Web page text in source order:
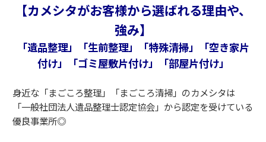
【カメシタがお客様から選ばれる理由や、
強み】
「遺品整理」「生前整理」「特殊清掃」「空き家片
付け」「ゴミ屋敷片付け」「部屋片付け」
身近な「まごころ整理」「まごころ清掃」のカメシタは
「一般社団法人遺品整理士認定協会」から認定を受けている
優良事業所◎